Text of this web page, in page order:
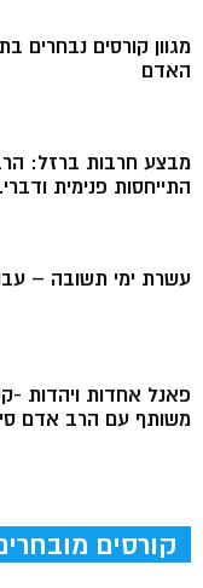
מגוון קורסים נבחרים
האדם
מבצע חרבות ברזל:
התייחסות פנימית
עשרת ימי תשובה –
פאנל אחדות ויהדות -
משותף עם הרב אדם
קורסים